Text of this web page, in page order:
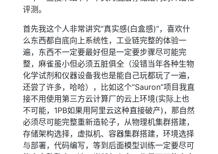
评测。
首先我这个人非常讲究”真实感(白盒感)”，喜欢什
么东西都自底向上系统性，工业链完整的体验一
遍，东西不一定要最好但是一定要步骤尽可能完
整，麻雀虽小但必须五脏俱全（没错当年各种生物
化学试剂和仪器设备我也是能自己玩都玩了一遍，
还尝了许多，哈哈），比如这个“Sauron”项目我直
接不用使用第三方云计算厂的云上环境(实际上也
不可能，1PB如果用阿里云这种直接破产)，那自然
必须尽可能完整重新造轮子，从物理机集群搭建，
存储架构选择，虚拟机、容器集群搭建，环境选择
与部署，代码编写，等到后面模型训练一定要尽可